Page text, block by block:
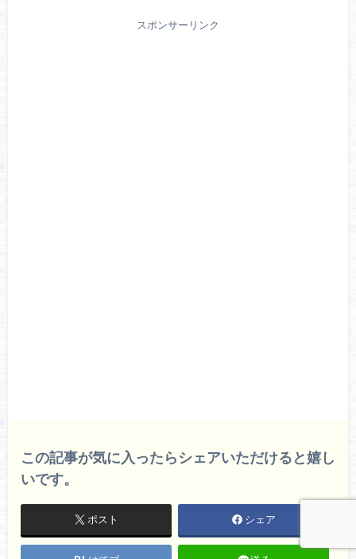
スポンサーリンク
この記事が気に入ったらシェアいただけると嬉し
いです。
ポスト シェア